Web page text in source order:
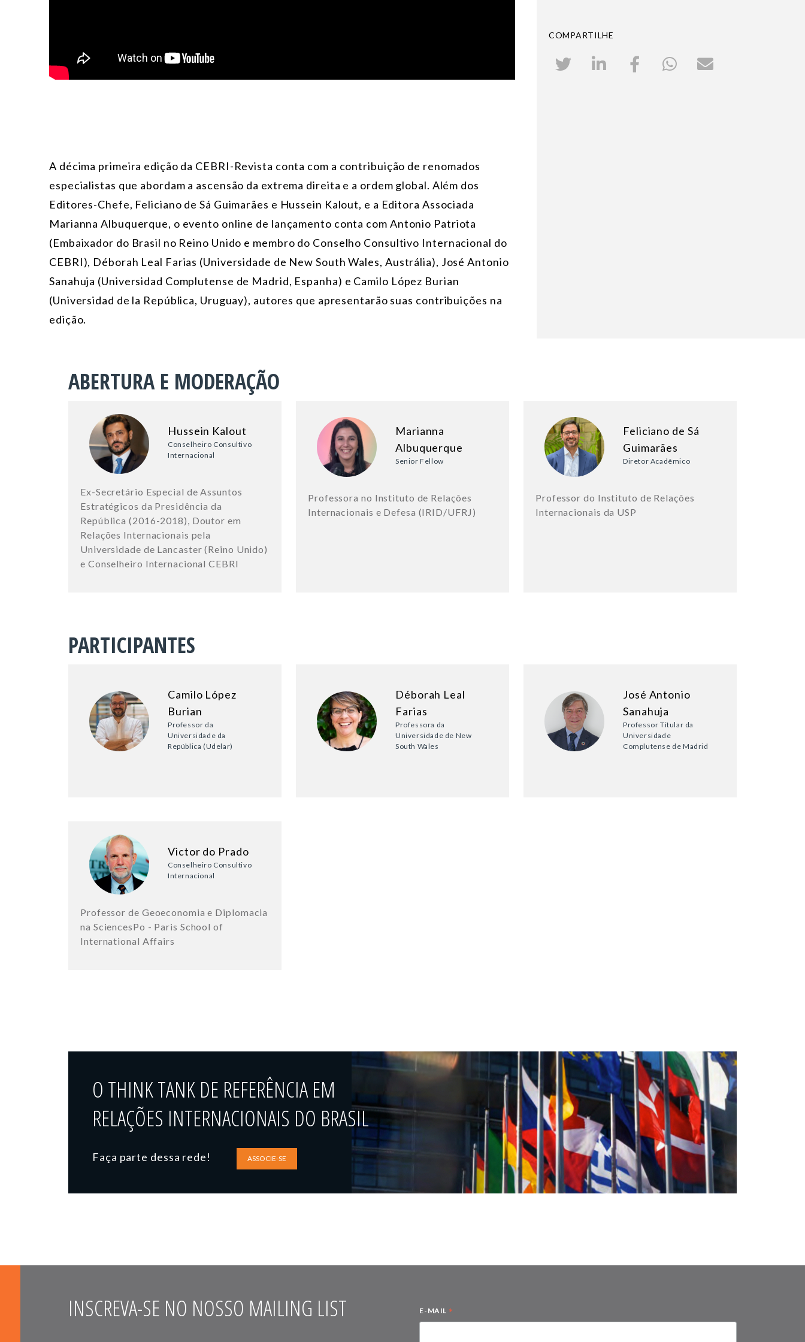
A décima primeira edição da CEBRI-Revista conta com a contribuição de renomados
especialistas que abordam a ascensão da extrema direita e a ordem global. Além dos
Editores-Chefe, Feliciano de Sá Guimarães e Hussein Kalout, e a Editora Associada
Marianna Albuquerque, o evento online de lançamento conta com Antonio Patriota
(Embaixador do Brasil no Reino Unido e membro do Conselho Consultivo Internacional do
CEBRI), Déborah Leal Farias (Universidade de New South Wales, Austrália), José Antonio
Sanahuja (Universidad Complutense de Madrid, Espanha) e Camilo López Burian
(Universidad de la República, Uruguay), autores que apresentarão suas contribuições na
edição.
COMPARTILHE
ABERTURA E MODERAÇÃO
Hussein Kalout
Conselheiro Consultivo
Internacional
Ex-Secretário Especial de Assuntos
Estratégicos da Presidência da
República (2016-2018), Doutor em
Relações Internacionais pela
Universidade de Lancaster (Reino Unido)
e Conselheiro Internacional CEBRI
Marianna
Albuquerque
Senior Fellow
Professora no Instituto de Relações
Internacionais e Defesa (IRID/UFRJ)
Feliciano de Sá
Guimarães
Diretor Acadêmico
Professor do Instituto de Relações
Internacionais da USP
PARTICIPANTES
Camilo López
Burian
Professor da
Universidade da
República (Udelar)
Déborah Leal
Farias
Professora da
Universidade de New
South Wales
José Antonio
Sanahuja
Professor Titular da
Universidade
Complutense de Madrid
Victor do Prado
Conselheiro Consultivo
Internacional
Professor de Geoeconomia e Diplomacia
na SciencesPo - Paris School of
International Affairs
O THINK TANK DE REFERÊNCIA EM
RELAÇÕES INTERNACIONAIS DO BRASIL
Faça parte dessa rede! ASSOCIE-SE
INSCREVA-SE NO NOSSO MAILING LIST E-MAIL *